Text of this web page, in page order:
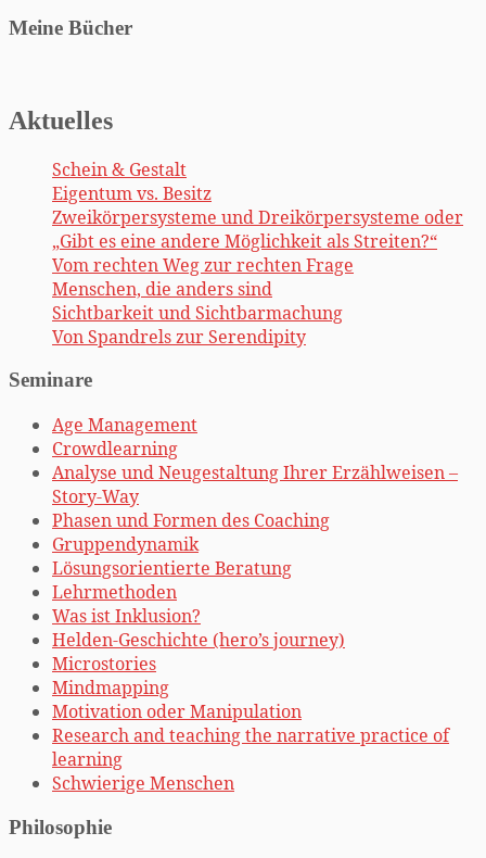
Meine Bücher
Aktuelles
Schein & Gestalt
Eigentum vs. Besitz
Zweikörpersysteme und Dreikörpersysteme oder
„Gibt es eine andere Möglichkeit als Streiten?“
Vom rechten Weg zur rechten Frage
Menschen, die anders sind
Sichtbarkeit und Sichtbarmachung
Von Spandrels zur Serendipity
Seminare
Age Management
Crowdlearning
Analyse und Neugestaltung Ihrer Erzählweisen –
Story-Way
Phasen und Formen des Coaching
Gruppendynamik
Lösungsorientierte Beratung
Lehrmethoden
Was ist Inklusion?
Helden-Geschichte (hero’s journey)
Microstories
Mindmapping
Motivation oder Manipulation
Research and teaching the narrative practice of
learning
Schwierige Menschen
Philosophie